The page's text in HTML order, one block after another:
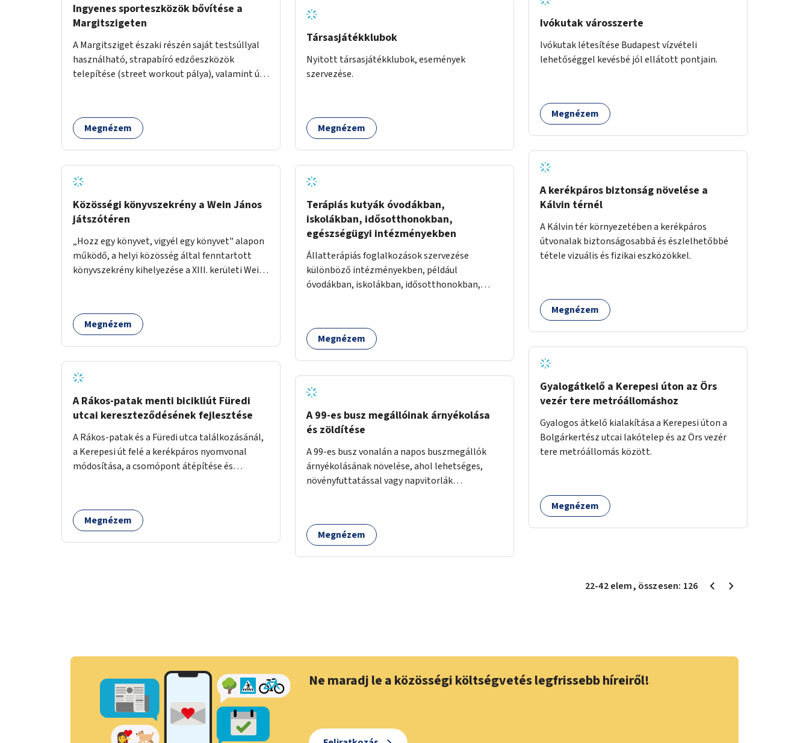
Ingyenes sporteszközök bővítése a
Margitszigeten
A Margitsziget északi részén saját testsúllyal
használható, strapabíró edzőeszközök
telepítése (street workout pálya), valamint új
így kihasználatlan. A pingpongasztalok
telepítésével egy népszerű, ingyenes
található.
Megnézem
Közösségi könyvszekrény a Wein János
játszótéren
„Hozz egy könyvet, vigyél egy könyvet" alapon
működő, a helyi közösség által fenntartott
könyvszekrény kihelyezése a XIII. kerületi Wein
Megnézem
A Rákos-patak menti bicikliút Füredi
utcai kereszteződésének fejlesztése
A Rákos-patak és a Füredi utca találkozásánál,
a Kerepesi út felé a kerékpáros nyomvonal
módosítása, a csomópont átépítése és
Megnézem
Társasjátékklubok
Nyitott társasjátékklubok, események
szervezése.
Megnézem
Terápiás kutyák óvodákban,
iskolákban, idősotthonokban,
egészségügyi intézményekben
Állatterápiás foglalkozások szervezése
különböző intézményekben, például
óvodákban, iskolákban, idősotthonokban,
Megnézem
A 99-es busz megállóinak árnyékolása
és zöldítése
A 99-es busz vonalán a napos buszmegállók
árnyékolásának növelése, ahol lehetséges,
növényfuttatással vagy napvitorlák
figyelembevételével.
Megnézem
Ivókutak városszerte
Ivókutak létesítése Budapest vízvételi
lehetőséggel kevésbé jól ellátott pontjain.
Megnézem
A kerékpáros biztonság növelése a
Kálvin térnél
A Kálvin tér környezetében a kerékpáros
útvonalak biztonságosabbá és észlelhetőbbé
tétele vizuális és fizikai eszközökkel.
Megnézem
Gyalogátkelő a Kerepesi úton az Örs
vezér tere metróállomáshoz
Gyalogos átkelő kialakítása a Kerepesi úton a
Bolgárkertész utcai lakótelep és az Örs vezér
tere metróállomás között.
Megnézem
22-42elem, összesen: 126
Ne maradj le a közösségi költségvetés legfrissebb híreiről!